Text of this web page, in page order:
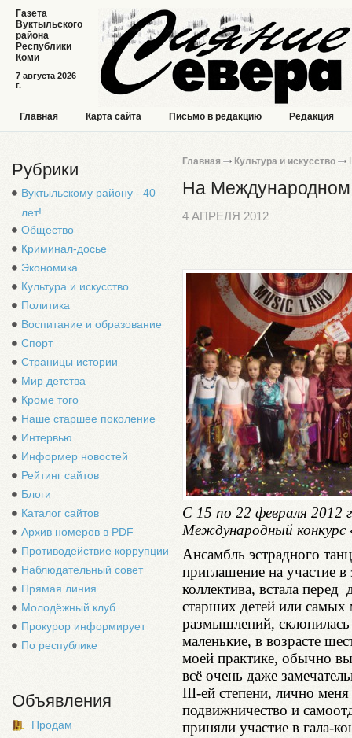
7 августа 2026
г.
Газета
Вуктыльского
района
Республики
Коми
Главная Карта сайта Письмо в редакцию Редакция
Рубрики
Вуктыльскому району - 40
лет!
Общество
Криминал-досье
Экономика
Культура и искусство
Политика
Воспитание и образование
Спорт
Страницы истории
Мир детства
Кроме того
Наше старшее поколение
Интервью
Информер новостей
Рейтинг сайтов
Блоги
Каталог сайтов
Архив номеров в PDF
Противодействие коррупции
Наблюдательный совет
Прямая линия
Молодёжный клуб
Прокурор информирует
По республике
Объявления
Продам
Главная Культура и искусство
На Международном
4 АПРЕЛЯ 2012
С 15 по 22 февраля 2012
Международный
Ансамбль эстрадного
приглашение на участие
коллектива, встала
старших детей или самых
размышлений,
маленькие, в возрасте
моей практике, обычно
всё очень даже
III-ей степени, лично
подвижничество и
приняли участие в гала-